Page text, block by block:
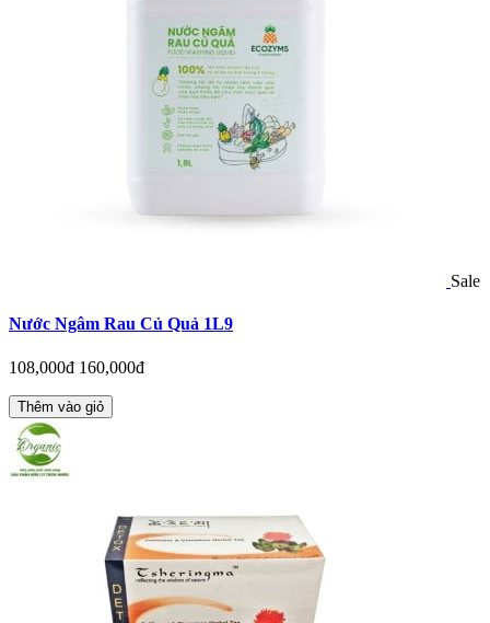
Sale
Nước Ngâm Rau Củ Quả 1L9
108,000đ 160,000đ
Thêm vào giỏ